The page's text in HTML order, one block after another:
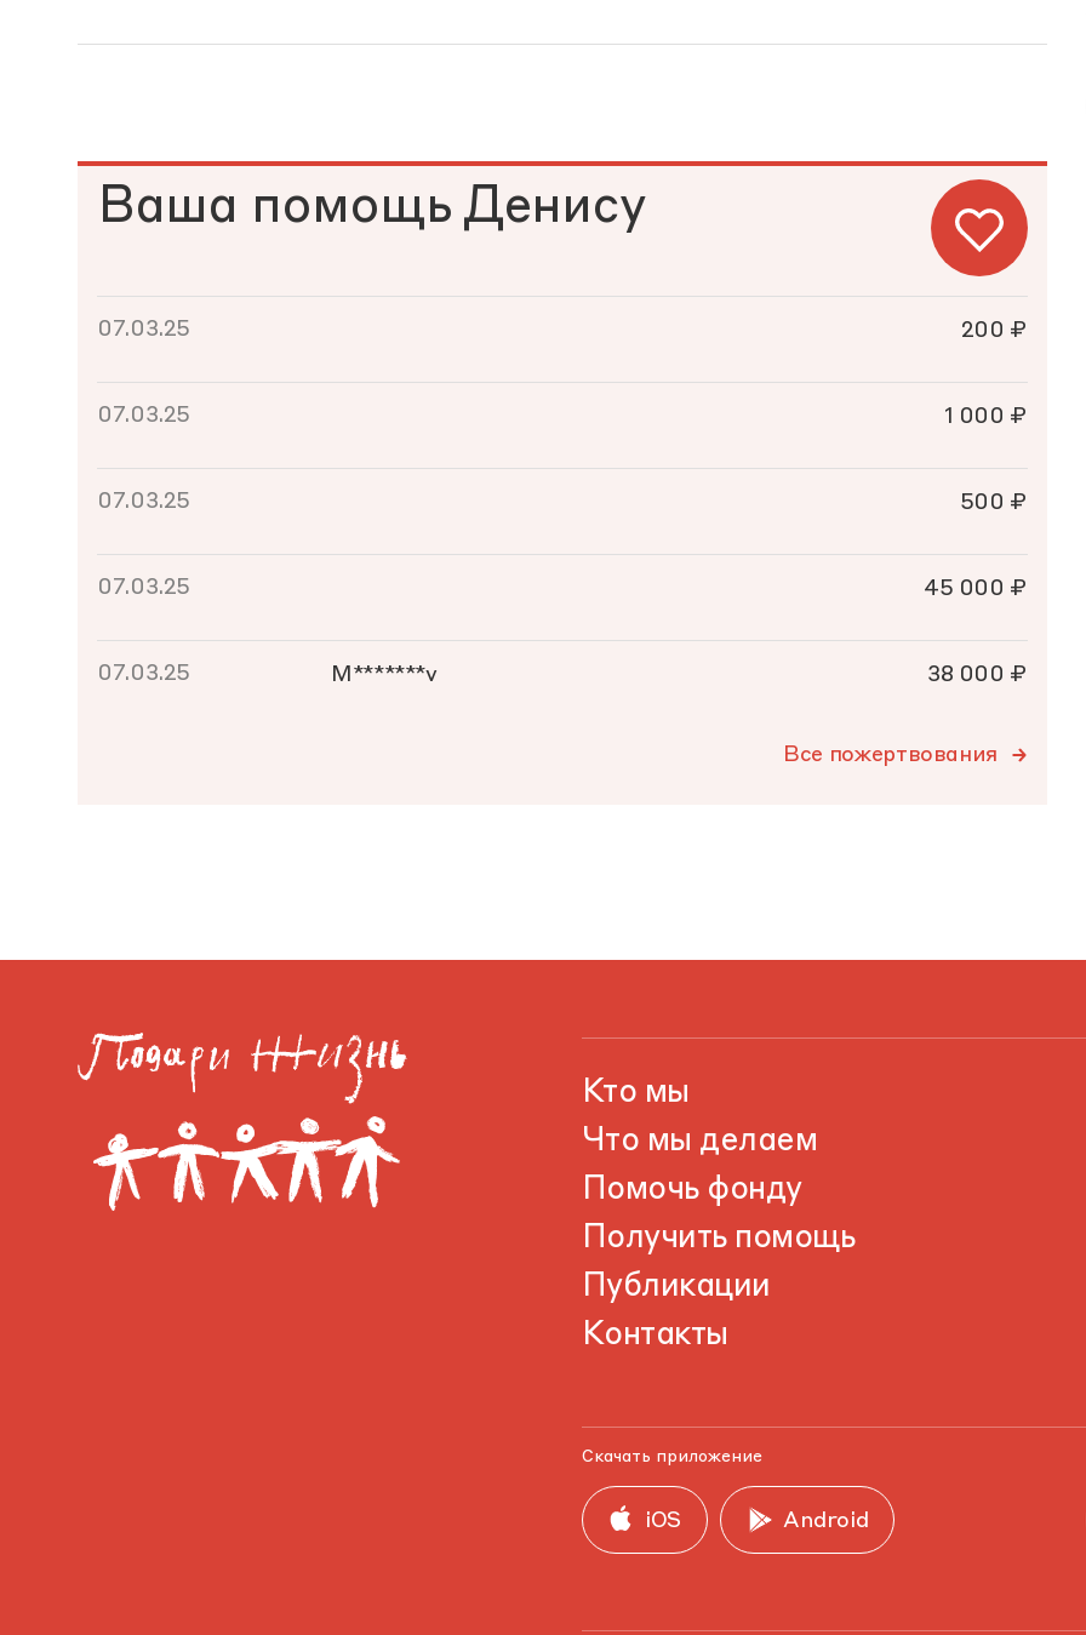
Ваша помощь Денису
07.03.25 200 ₽
07.03.25 1 000 ₽
07.03.25 500 ₽
07.03.25 45 000 ₽
07.03.25 M*******v 38 000 ₽
Все пожертвования
Кто мы
Что мы делаем
Помочь фонду
Получить помощь
Публикации
Контакты
Скачать приложение
iOS Android